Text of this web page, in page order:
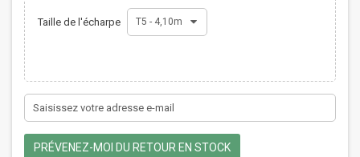
Taille de l'écharpe T5 - 4,10m
PRÉVENEZ-MOI DU RETOUR EN STOCK